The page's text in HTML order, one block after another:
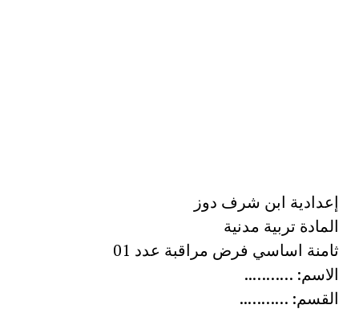
إعدادية ابن شرف دوز
المادة تربية مدنية
ثامنة اساسي فرض مراقبة عدد 01
الاسم: ………..
القسم: ………..